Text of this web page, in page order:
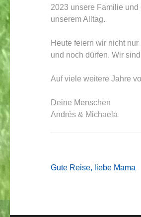
2023 unsere Familie
unserem Alltag.
Heute feiern wir nicht
und noch dürfen. Wir
Auf viele weitere Jahre
Deine Menschen
Andrés & Michaela
Gute Reise, liebe Mama